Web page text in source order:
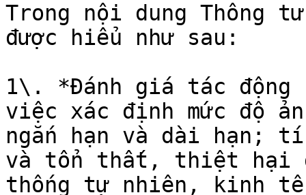
Trong nội dung Thông
được hiểu như sau:
1\. *Đánh giá tác
việc xác định mức độ
ngắn hạn và dài hạn;
và tổn thất, thiệt hại
thống tự nhiên, kinh